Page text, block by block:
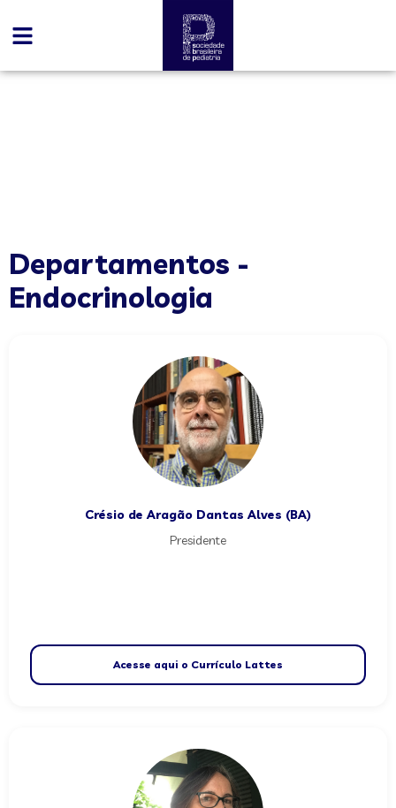
Departamentos -
Endocrinologia
Crésio de Aragão Dantas Alves (BA)
Presidente
Acesse aqui o Currículo Lattes